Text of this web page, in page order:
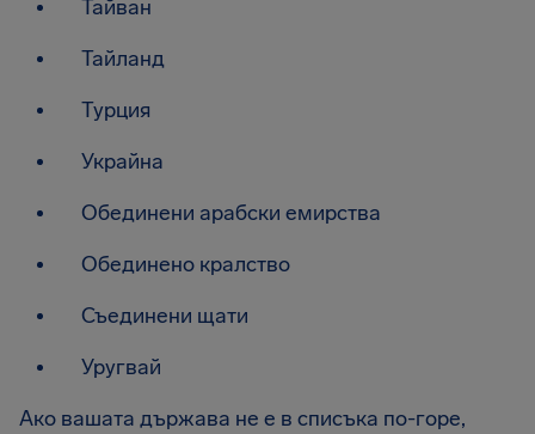
Тайван
Тайланд
Турция
Украйна
Обединени арабски емирства
Обединено кралство
Съединени щати
Уругвай
Ако вашата държава не е в списъка по-горе,